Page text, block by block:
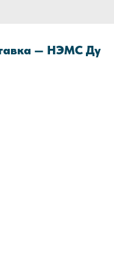
— НЭМС Ду